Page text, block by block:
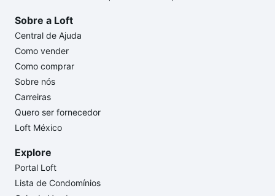
Sobre a Loft
Central de Ajuda
Como vender
Como comprar
Sobre nós
Carreiras
Quero ser fornecedor
Loft México
Explore
Portal Loft
Lista de Condomínios